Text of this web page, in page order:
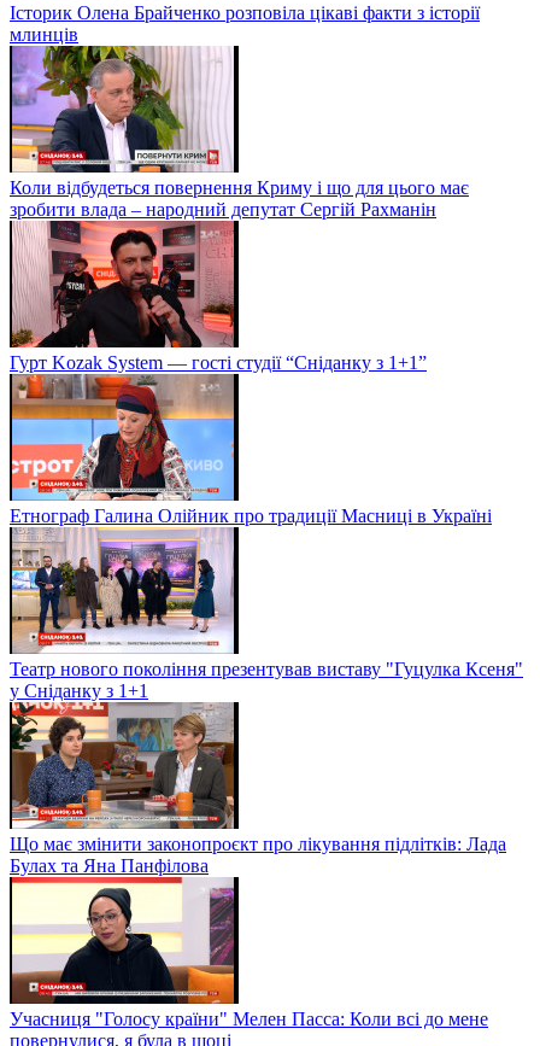
Історик Олена Брайченко розповіла цікаві факти з історії
млинців
Коли відбудеться повернення Криму і що для цього має
зробити влада – народний депутат Сергій Рахманін
Гурт Kozak System — гості студії “Сніданку з 1+1”
Етнограф Галина Олійник про традиції Масниці в Україні
Театр нового покоління презентував виставу "Гуцулка Ксеня"
у Сніданку з 1+1
Що має змінити законопроєкт про лікування підлітків: Лада
Булах та Яна Панфілова
Учасниця "Голосу країни" Мелен Пасса: Коли всі до мене
повернулися, я була в шоці